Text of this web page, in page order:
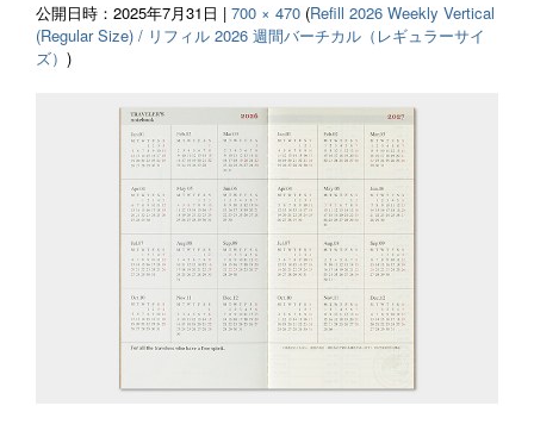
公開日時： 2025年7月31日 | 700 × 470 (Refill 2026 Weekly Vertical
(Regular Size) / リフィル 2026 週間バーチカル（レギュラーサイ
ズ） )